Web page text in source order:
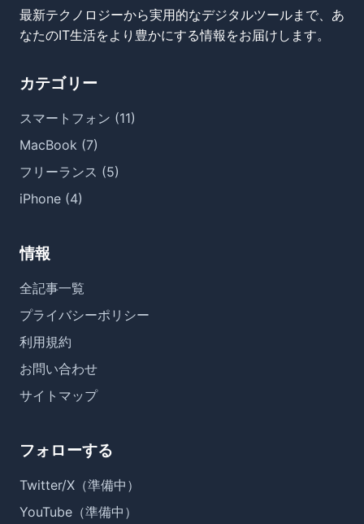
最新テクノロジーから実用的なデジタルツールまで、あ
なたのIT生活をより豊かにする情報をお届けします。
カテゴリー
スマートフォン (11)
MacBook (7)
フリーランス (5)
iPhone (4)
情報
全記事一覧
プライバシーポリシー
利用規約
お問い合わせ
サイトマップ
フォローする
Twitter/X（準備中）
YouTube（準備中）